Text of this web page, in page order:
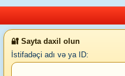
🔐 Sayta daxil olun
İstifadəçi adı və ya ID: